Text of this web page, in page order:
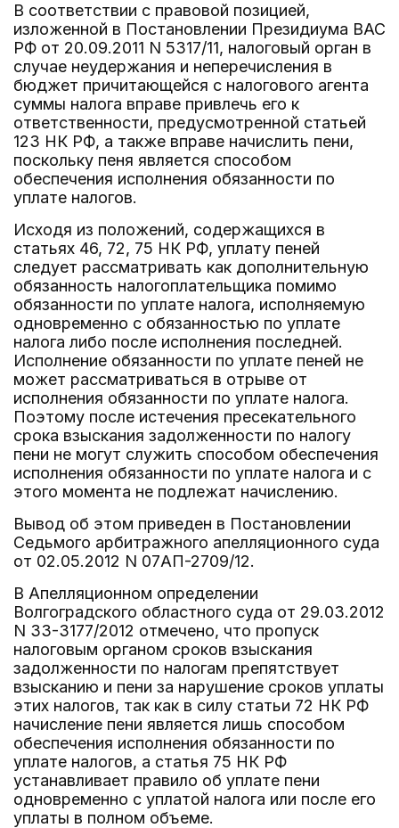
В соответствии с правовой позицией,
изложенной в Постановлении Президиума ВАС
РФ от 20.09.2011 N 5317/11, налоговый орган в
случае неудержания и неперечисления в
бюджет причитающейся с налогового агента
суммы налога вправе привлечь его к
ответственности, предусмотренной статьей
123 НК РФ, а также вправе начислить пени,
поскольку пеня является способом
обеспечения исполнения обязанности по
уплате налогов.
Исходя из положений, содержащихся в
статьях 46, 72, 75 НК РФ, уплату пеней
следует рассматривать как дополнительную
обязанность налогоплательщика помимо
обязанности по уплате налога, исполняемую
одновременно с обязанностью по уплате
налога либо после исполнения последней.
Исполнение обязанности по уплате пеней не
может рассматриваться в отрыве от
исполнения обязанности по уплате налога.
Поэтому после истечения пресекательного
срока взыскания задолженности по налогу
пени не могут служить способом обеспечения
исполнения обязанности по уплате налога и с
этого момента не подлежат начислению.
Вывод об этом приведен в Постановлении
Седьмого арбитражного апелляционного суда
от 02.05.2012 N 07АП-2709/12.
В Апелляционном определении
Волгоградского областного суда от 29.03.2012
N 33-3177/2012 отмечено, что пропуск
налоговым органом сроков взыскания
задолженности по налогам препятствует
взысканию и пени за нарушение сроков уплаты
этих налогов, так как в силу статьи 72 НК РФ
начисление пени является лишь способом
обеспечения исполнения обязанности по
уплате налогов, а статья 75 НК РФ
устанавливает правило об уплате пени
одновременно с уплатой налога или после его
уплаты в полном объеме.